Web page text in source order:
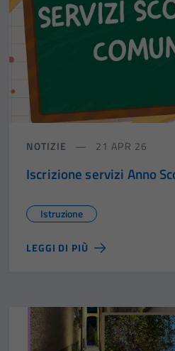
NOTIZIE 21 APR 26
Iscrizione servizi Anno
Istruzione
LEGGI DI PIÙ